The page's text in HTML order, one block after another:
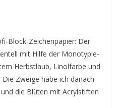
Block-Zeichenpapier: Der
mit Hilfe der Monotypie-
Herbstlaub, Linolfarbe und
Zweige habe ich danach
die Blüten mit Acrylstiften